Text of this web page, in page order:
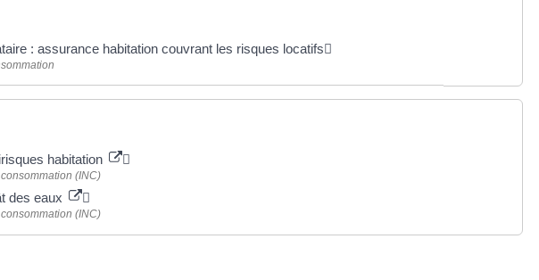
: assurance habitation couvrant les risques locatifs
habitation
(INC)
des eaux
(INC)